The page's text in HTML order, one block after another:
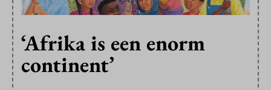
‘Afrika is een enorm
continent’